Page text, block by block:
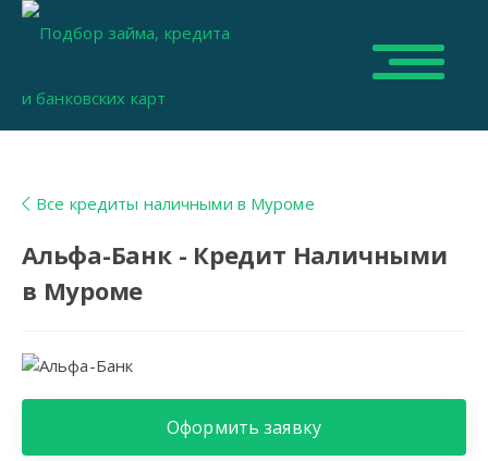
Все кредиты наличными в Муроме
Альфа-Банк - Кредит Наличными
в Муроме
Оформить заявку